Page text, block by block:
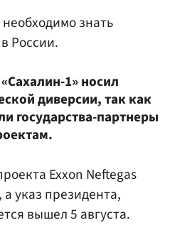
знать
России.
1» носил
диверсии, так как
государства-партнеры
Exxon Neftegas
указ президента,
вышел 5 августа.